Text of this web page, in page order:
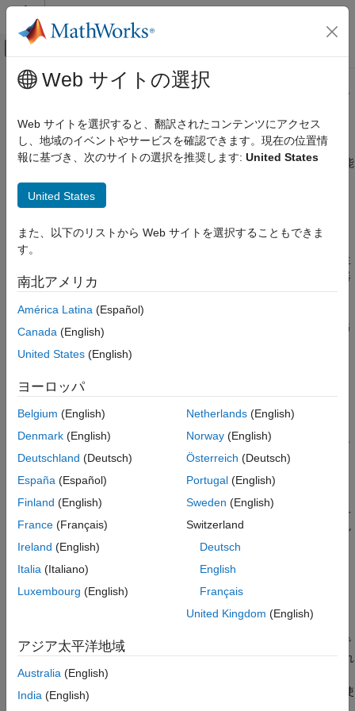
コンテンツへスキップ
オフキャンバス ナビゲーション メ
ドキュメンテーションのホーム
コード検証
Polyspace Bug Finder
Polyspace Bug Finder の結果
セキュリティの欠陥
です
項目一覧
結果情報
参考
メインコンテンツ
予測可能なシードによる予測可能な
乱数出力です
シード ルーチンで予測可能なシードが使用され、出力が予測可能
説明
この欠陥は、非定数だが予測可能なシードと一緒に標準乱数発生
器関数が使用された場合に発生します。予測可能なシード発生器
には、time、gettimeofday、getpidなどがあります。
チェッカーは、以下の乱数発生器関数を使用してこの問題を検出
std::linear_congruential_engine<>::seed()や
ライブラリ関数 (およびこれらのクラス テンプレートのコン
ストラクター)
予測可能なシード値を乱数発生に使用すると、その乱数も予測可
能になります。プログラムの動作がわかると、ハッカーはプログ
ラムを中断できます。
別の関数を使用して、予測しにくいシードを生成します。
また、シードを必要としない別の乱数発生器を使用することもで
きます。たとえば、Windows®API の関数rand_sは、既定でそれ
自体にシードします。システム時間、スレッド ID、システム カ
ウンター、メモリ クラスターなど、システム全体からの情報が使
Web サイトの選択
Web サイトを選択すると、翻訳されたコンテンツにアクセス
し、地域のイベントやサービスを確認できます。現在の位置情
報に基づき、次のサイトの選択を推奨します: United States
United States
また、以下のリストから Web サイトを選択することもできま
す。
南北アメリカ
América Latina (Español)
Canada (English)
United States (English)
ヨーロッパ
Belgium (English)
Denmark (English)
Deutschland (Deutsch)
España (Español)
Finland (English)
France (Français)
Ireland (English)
Italia (Italiano)
Luxembourg (English)
Netherlands(English)
Norway(English)
Österreich (Deutsch)
Portugal(English)
Sweden (English)
Switzerland
Deutsch
English
Français
United Kingdom (English)
アジア太平洋地域
Australia (English)
India (English)